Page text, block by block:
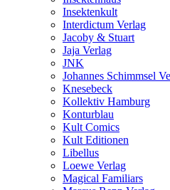
Insektenkult
Interdictum Verlag
Jacoby & Stuart
Jaja Verlag
JNK
Johannes Schimmsel
Knesebeck
Kollektiv Hamburg
Konturblau
Kult Comics
Kult Editionen
Libellus
Loewe Verlag
Magical Familiars